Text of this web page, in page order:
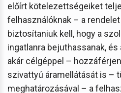
előírt kötelezettségeiket
felhasználóknak – a
biztosítaniuk kell, hogy a
ingatlanra bejuthassanak,
akár célgéppel –
szivattyú áramellátását is –
meghatározásával – a